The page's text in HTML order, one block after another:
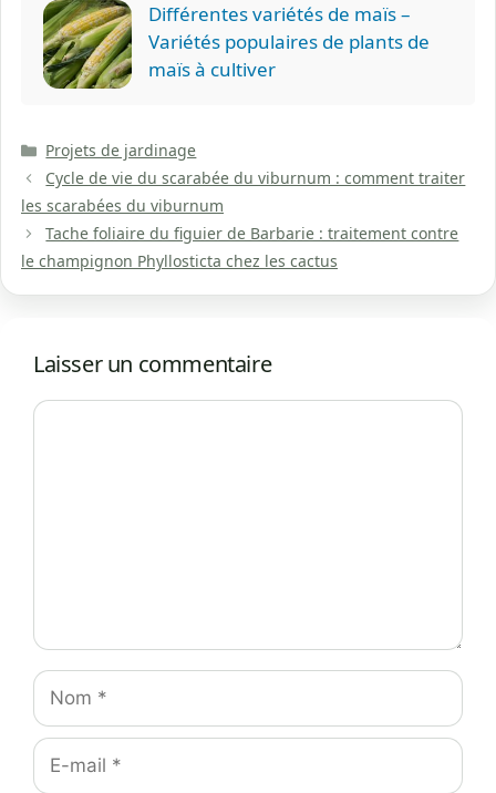
Différentes variétés de maïs –
Variétés populaires de plants de
maïs à cultiver
Catégories
Projets de jardinage
Cycle de vie du scarabée du viburnum : comment traiter
les scarabées du viburnum
Tache foliaire du figuier de Barbarie : traitement contre
le champignon Phyllosticta chez les cactus
Laisser un commentaire
Commentaire
Nom
E-
mail